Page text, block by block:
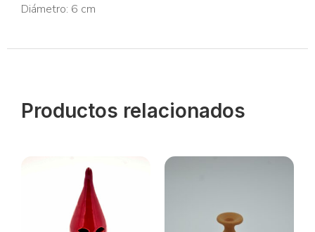
Diámetro: 6 cm
Productos relacionados